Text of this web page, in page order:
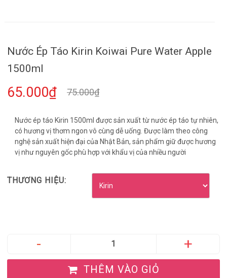
Nước Ép Táo Kirin Koiwai Pure Water Apple
1500ml
65.000₫ 75.000₫
Nước ép táo Kirin 1500ml được sản xuất từ nước ép táo tự nhiên,
có hương vị thơm ngon vô cùng dễ uống. Được làm theo công
nghệ sản xuất hiện đại của Nhật Bản, sản phẩm giữ được hương
vị như nguyên gốc phù hợp với khẩu vị của nhiều người
THƯƠNG HIỆU:
THÊM VÀO GIỎ